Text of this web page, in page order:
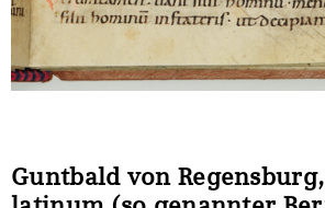
Guntbald von